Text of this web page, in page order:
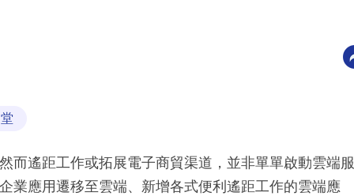
而遙距工作或拓展電子商貿渠道，並非單單啟動雲端服
業應用遷移至雲端、新增各式便利遙距工作的雲端應